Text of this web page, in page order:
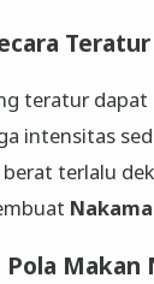
Teratur
teratur dapat
intensitas
terlalu
Nakama
Makan